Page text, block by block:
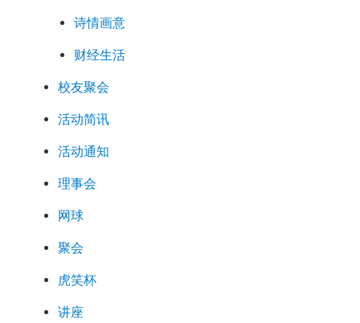
诗情画意
财经生活
校友聚会
活动简讯
活动通知
理事会
网球
聚会
虎笑杯
讲座